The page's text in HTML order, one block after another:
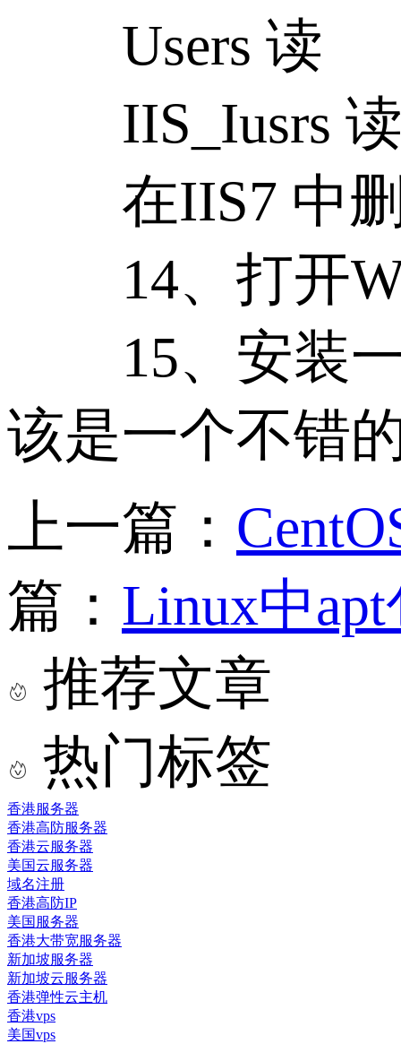
Users 读
IIS_Iusrs 读
在IIS7 中删
14、打开
15、安装一
该是一个不错
上一篇：
篇： Linux中
推荐文章
热门标签
香港服务器
香港高防服务器
香港云服务器
美国云服务器
域名注册
香港高防IP
美国服务器
香港大带宽服务器
新加坡服务器
新加坡云服务器
香港弹性云主机
香港vps
美国vps